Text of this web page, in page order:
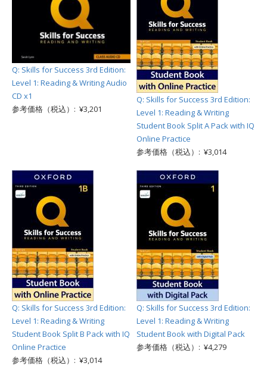
Q: Skills for Success 3rd Edition:
Level 1: Reading & Writing Audio
CD x1
参考価格（税込）: ¥3,201
Q: Skills for Success 3rd Edition:
Level 1: Reading & Writing
Student Book Split A Pack with IQ
Online Practice
参考価格（税込）: ¥3,014
Q: Skills for Success 3rd Edition:
Level 1: Reading & Writing
Student Book Split B Pack with IQ
Online Practice
参考価格（税込）: ¥3,014
Q: Skills for Success 3rd Edition:
Level 1: Reading & Writing
Student Book with Digital Pack
参考価格（税込）: ¥4,279